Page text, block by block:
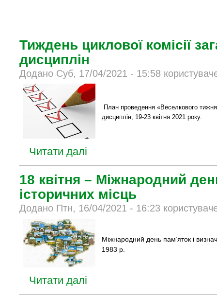
Тиждень циклової комісії
дисциплін
Додано Суб, 17/04/2021 - 15:58
План проведення «Веселкового
дисциплін, 19-23 квітня 2021 року.
Читати далі
18 квітня – Міжнародний
історичних місць
Додано Птн, 16/04/2021 - 16:23
Міжнародний день пам’яток і
1983 р.
Читати далі